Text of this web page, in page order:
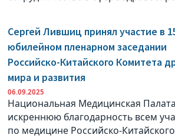
Сергей Лившиц принял участие в
юбилейном пленарном заседании
Российско-Китайского Комитета
мира и развития
06.09.2025
Национальная Медицинская
искреннюю благодарность всем
по медицине Российско-